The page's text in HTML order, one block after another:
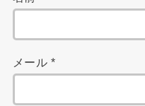
メール *